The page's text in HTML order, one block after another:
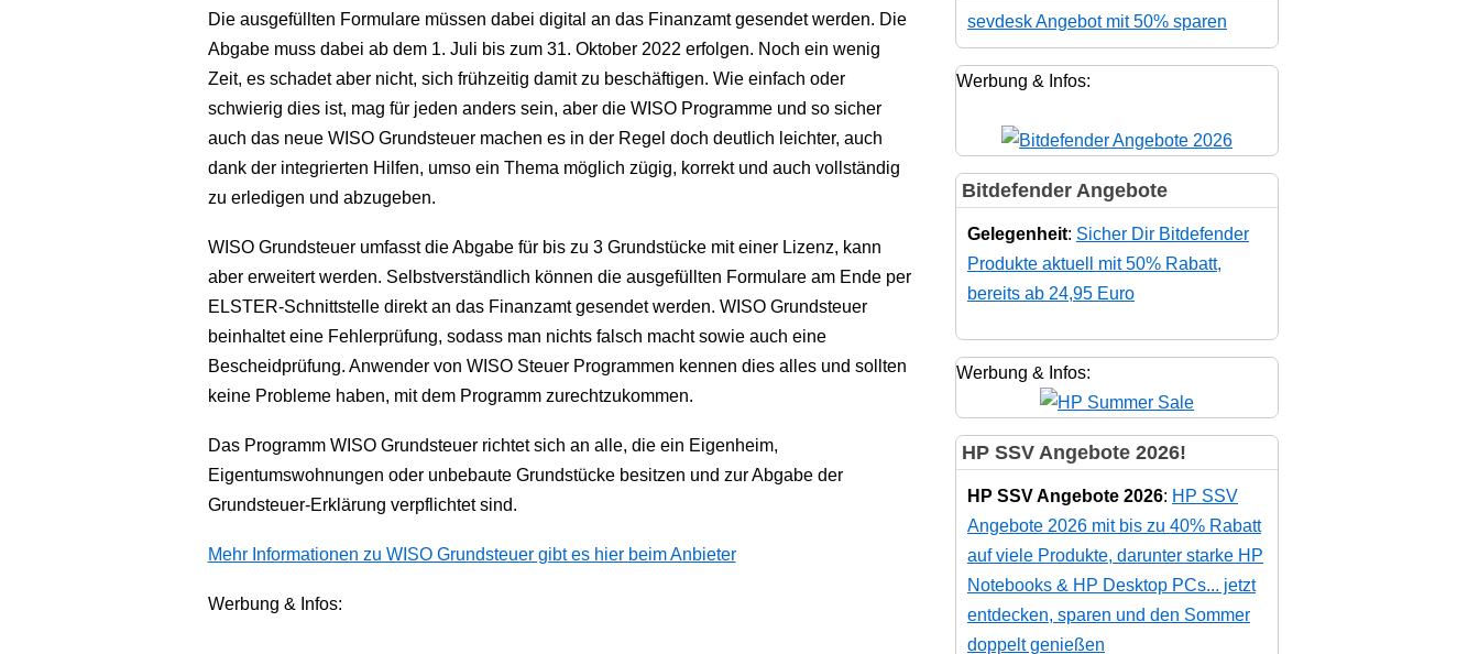
Die ausgefüllten Formulare müssen dabei digital an das Finanzamt gesendet werden. Die
Abgabe muss dabei ab dem 1. Juli bis zum 31. Oktober 2022 erfolgen. Noch ein wenig
Zeit, es schadet aber nicht, sich frühzeitig damit zu beschäftigen. Wie einfach oder
schwierig dies ist, mag für jeden anders sein, aber die WISO Programme und so sicher
auch das neue WISO Grundsteuer machen es in der Regel doch deutlich leichter, auch
dank der integrierten Hilfen, umso ein Thema möglich zügig, korrekt und auch vollständig
zu erledigen und abzugeben.
WISO Grundsteuer umfasst die Abgabe für bis zu 3 Grundstücke mit einer Lizenz, kann
aber erweitert werden. Selbstverständlich können die ausgefüllten Formulare am Ende per
ELSTER-Schnittstelle direkt an das Finanzamt gesendet werden. WISO Grundsteuer
beinhaltet eine Fehlerprüfung, sodass man nichts falsch macht sowie auch eine
Bescheidprüfung. Anwender von WISO Steuer Programmen kennen dies alles und sollten
keine Probleme haben, mit dem Programm zurechtzukommen.
Das Programm WISO Grundsteuer richtet sich an alle, die ein Eigenheim,
Eigentumswohnungen oder unbebaute Grundstücke besitzen und zur Abgabe der
Grundsteuer-Erklärung verpflichtet sind.
Mehr Informationen zu WISO Grundsteuer gibt es hier beim Anbieter
Werbung & Infos:
sevdesk Angebot mit 50% sparen
Werbung & Infos:
Bitdefender Angebote
Gelegenheit: Sicher Dir Bitdefender
Produkte aktuell mit 50% Rabatt,
bereits ab 24,95 Euro
Werbung & Infos:
HP SSV Angebote 2026!
HP SSV Angebote 2026: HP SSV
Angebote 2026 mit bis zu 40% Rabatt
auf viele Produkte, darunter starke HP
Notebooks & HP Desktop PCs... jetzt
entdecken, sparen und den Sommer
doppelt genießen